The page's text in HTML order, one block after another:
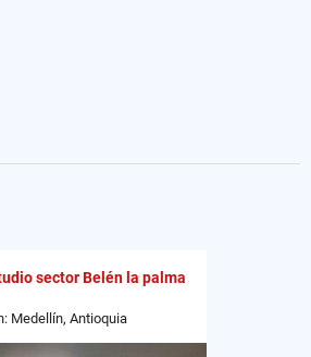
sector Belén la palma
Medellín, Antioquia